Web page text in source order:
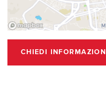
CHIEDI INFORMAZIONI